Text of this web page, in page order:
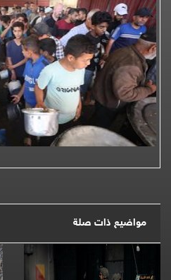
مواضيع ذات صلة